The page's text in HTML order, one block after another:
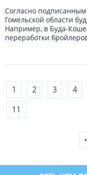
Согласно
Гомельской области
Например, в Буда-
переработки
1 2 3 4
11